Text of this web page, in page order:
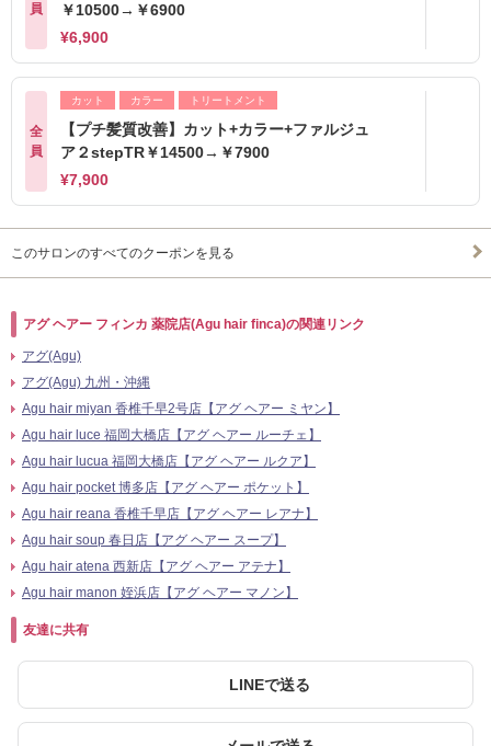
員
￥10500→￥6900
¥6,900
全
員
カット カラー トリートメント
【プチ髪質改善】カット+カラー+ファルジュ
ア２stepTR￥14500→￥7900
¥7,900
このサロンのすべてのクーポンを見る
アグ ヘアー フィンカ 薬院店(Agu hair finca)の関連リンク
アグ(Agu)
アグ(Agu) 九州・沖縄
Agu hair miyan 香椎千早2号店【アグ ヘアー ミヤン】
Agu hair luce 福岡大橋店【アグ ヘアー ルーチェ】
Agu hair lucua 福岡大橋店【アグ ヘアー ルクア】
Agu hair pocket 博多店【アグ ヘアー ポケット】
Agu hair reana 香椎千早店【アグ ヘアー レアナ】
Agu hair soup 春日店【アグ ヘアー スープ】
Agu hair atena 西新店【アグ ヘアー アテナ】
Agu hair manon 姪浜店【アグ ヘアー マノン】
友達に共有
LINEで送る